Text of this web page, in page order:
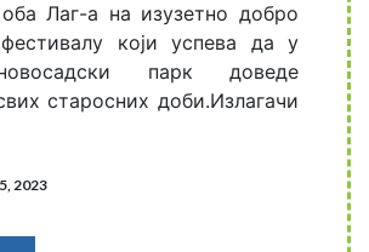
оба Лаг-а на изузетно добро
који успева да у
парк доведе
старосних доби.Излагачи
2023